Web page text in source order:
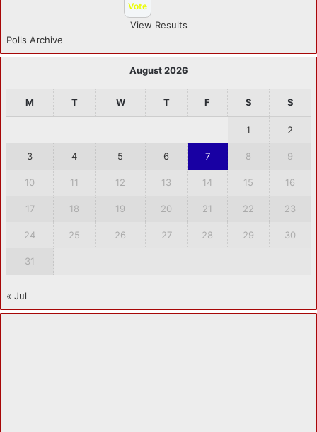
View Results
Polls Archive
August 2026
M T W T F S S
1 2
3 4 5 6 7 8 9
10 11 12 13 14 15 16
17 18 19 20 21 22 23
24 25 26 27 28 29 30
31
« Jul